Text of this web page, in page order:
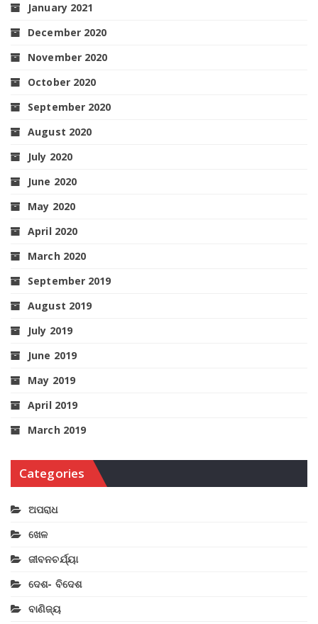
January 2021
December 2020
November 2020
October 2020
September 2020
August 2020
July 2020
June 2020
May 2020
April 2020
March 2020
September 2019
August 2019
July 2019
June 2019
May 2019
April 2019
March 2019
Categories
ଅପରାଧ
ଖେଳ
ଜୀବନଚର୍ଯ୍ୟା
ଦେଶ- ବିଦେଶ
ବାଣିଜ୍ୟ